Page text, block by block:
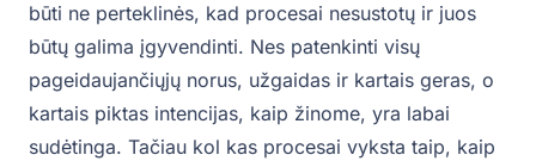
būti ne perteklinės, kad procesai nesustotų ir juos
būtų galima įgyvendinti. Nes patenkinti visų
pageidaujančiųjų norus, užgaidas ir kartais geras, o
kartais piktas intencijas, kaip žinome, yra labai
sudėtinga. Tačiau kol kas procesai vyksta taip, kaip